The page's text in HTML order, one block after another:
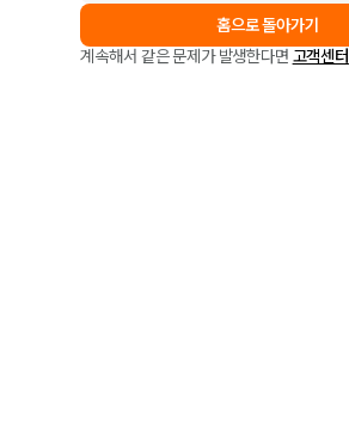
홈으로 돌아가기
계속해서 같은 문제가 발생한다면 고객센터